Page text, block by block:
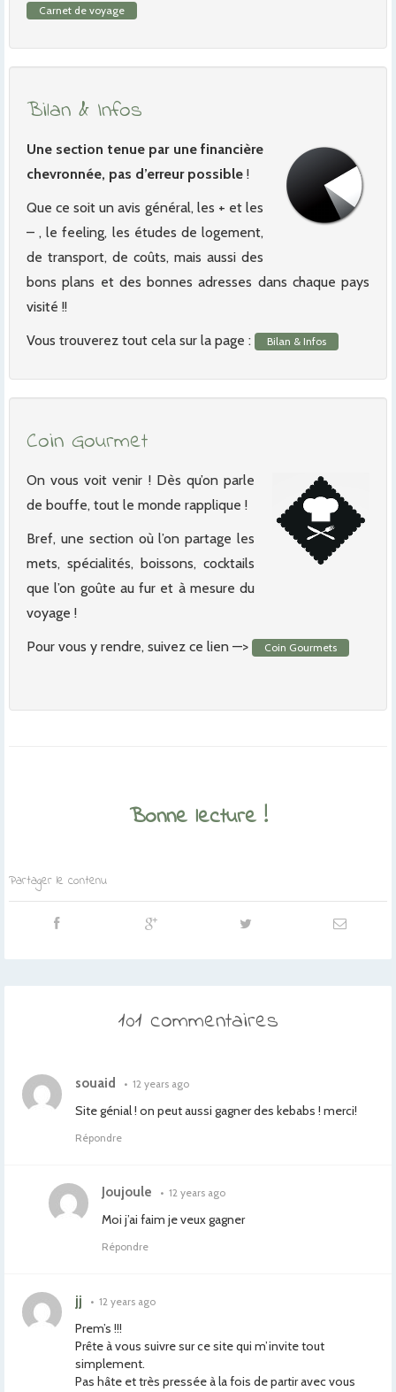
Carnet de voyage
Bilan & Infos
Une section tenue par une financière
chevronnée, pas d’erreur possible !
Que ce soit un avis général, les + et les
– , le feeling, les études de logement,
de transport, de coûts, mais aussi des
bons plans et des bonnes adresses dans chaque pays
visité !!
Vous trouverez tout cela sur la page :
Bilan & Infos
Coin Gourmet
On vous voit venir ! Dès qu’on parle
de bouffe, tout le monde rapplique !
Bref, une section où l’on partage les
mets, spécialités, boissons, cocktails
que l’on goûte au fur et à mesure du
voyage !
Pour vous y rendre, suivez ce lien —>
Coin Gourmets
Bonne lecture !
Partager le contenu
101 commentaires
souaid • 12 years ago
Site génial ! on peut aussi gagner des kebabs ! merci!
Répondre
Joujoule • 12 years ago
Moi j’ai faim je veux gagner
Répondre
jj • 12 years ago
Prem’s !!!
Prête à vous suivre sur ce site qui m’invite tout
simplement.
Pas hâte et très pressée à la fois de partir avec vous